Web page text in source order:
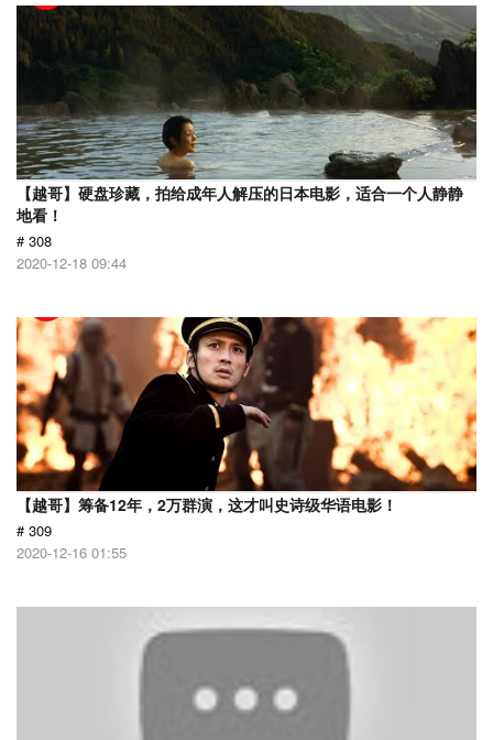
【越哥】硬盘珍藏，拍给成年人解压的日本电影，适合一个人静静
地看！
# 308
2020-12-18 09:44
【越哥】筹备12年，2万群演，这才叫史诗级华语电影！
# 309
2020-12-16 01:55